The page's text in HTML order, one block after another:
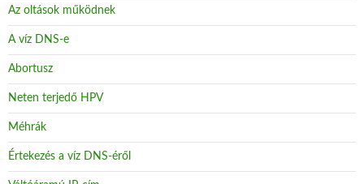
Az oltások működnek
A víz DNS-e
Abortusz
Neten terjedő HPV
Méhrák
Értekezés a víz DNS-éről